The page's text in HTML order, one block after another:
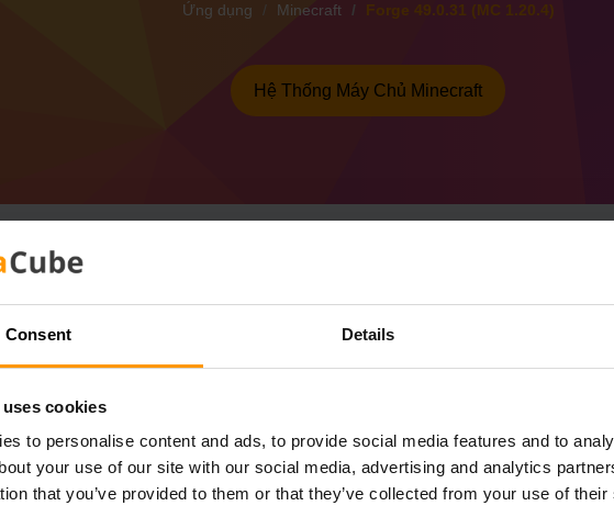
Consent Details
cookies
to personalise content and ads, to provide social media features and to
your use of our site with our social media, advertising and analytics
that you’ve provided to them or that they’ve collected from your use of
Ứng dụng Minecraft Forge 49.0.31 (MC 1.20.4)
Hệ Thống Máy Chủ Minecraft
Cách tạo Minecraft
Máy chủ
máy chủ của bạn → Máy chủ trò chơi →
Thích chơi trên máy chủ!